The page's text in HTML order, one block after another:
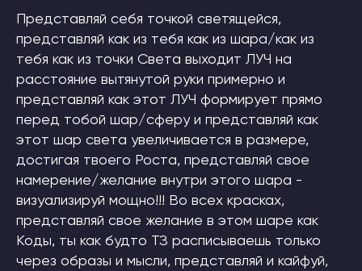
Представляй себя точкой светящейся,
представляй как из тебя как из шара/как из
тебя как из точки Света выходит ЛУЧ на
расстояние вытянутой руки примерно и
представляй как этот ЛУЧ формирует прямо
перед тобой шар/сферу и представляй как
этот шар света увеличивается в размере,
достигая твоего Роста, представляй свое
намерение/желание внутри этого шара -
визуализируй мощно!!! Во всех красках,
представляй свое желание в этом шаре как
Коды, ты как будто ТЗ расписываешь только
через образы и мысли, представляй и кайфуй,